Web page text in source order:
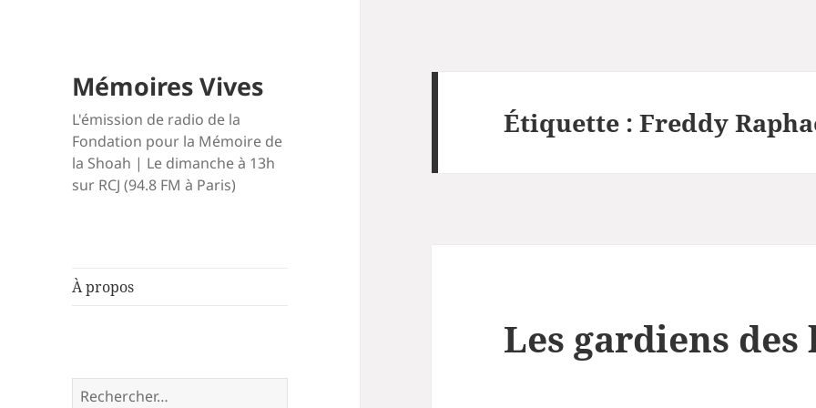
Mémoires Vives
L'émission de radio de la
Fondation pour la Mémoire de
la Shoah | Le dimanche à 13h
sur RCJ (94.8 FM à Paris)
À propos
Rechercher :
Étiquette :Freddy
Les gardiens